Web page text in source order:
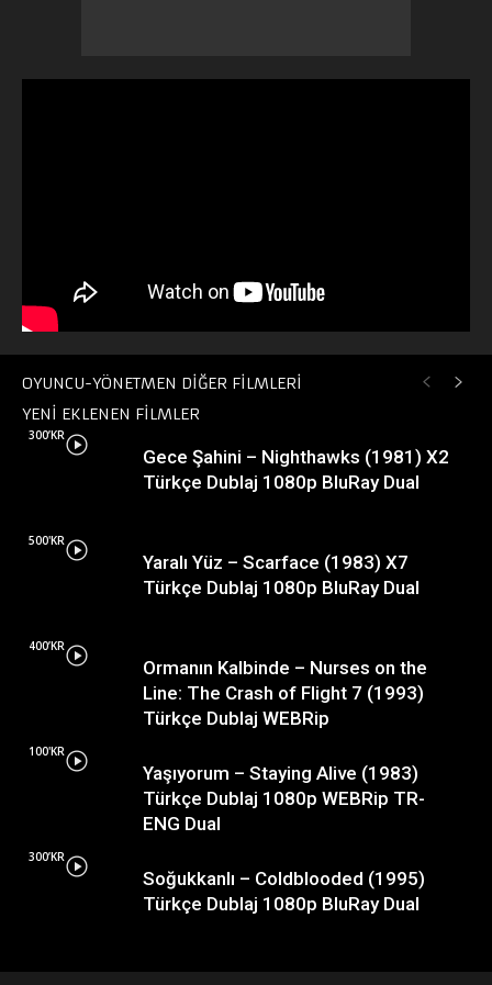
OYUNCU-YÖNETMEN DİĞER FİLMLERİ
YENİ EKLENEN FİLMLER
300’KR
Gece Şahini – Nighthawks (1981) X2
Türkçe Dublaj 1080p BluRay Dual
500'KR
Yaralı Yüz – Scarface (1983) X7
Türkçe Dublaj 1080p BluRay Dual
400’KR
Ormanın Kalbinde – Nurses on the
Line: The Crash of Flight 7 (1993)
Türkçe Dublaj WEBRip
100'KR
Yaşıyorum – Staying Alive (1983)
Türkçe Dublaj 1080p WEBRip TR-
ENG Dual
300’KR
Soğukkanlı – Coldblooded (1995)
Türkçe Dublaj 1080p BluRay Dual